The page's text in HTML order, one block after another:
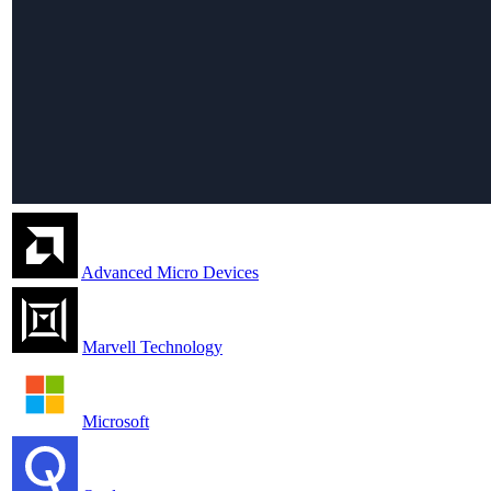
Advanced Micro Devices
Marvell Technology
Microsoft